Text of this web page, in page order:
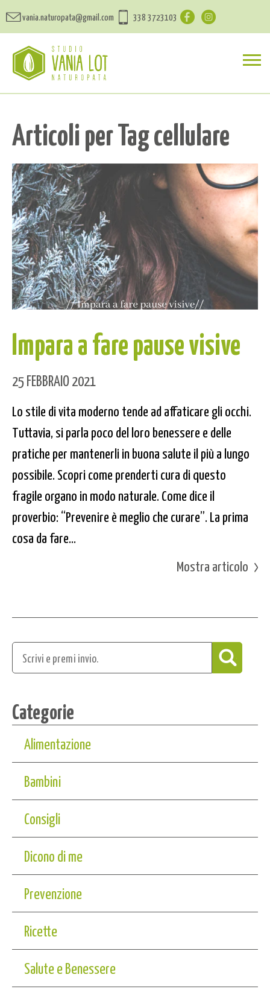
vania.naturopata@gmail.com 338 3723103
Articoli per Tag cellulare
Impara a fare pause visive
25 FEBBRAIO 2021
Lo stile di vita moderno tende ad affaticare gli occhi.
Tuttavia, si parla poco del loro benessere e delle
pratiche per mantenerli in buona salute il più a lungo
possibile. Scopri come prenderti cura di questo
fragile organo in modo naturale. Come dice il
proverbio: “Prevenire è meglio che curare”. La prima
cosa da fare...
Mostra articolo
Categorie
Alimentazione
Bambini
Consigli
Dicono di me
Prevenzione
Ricette
Salute e Benessere